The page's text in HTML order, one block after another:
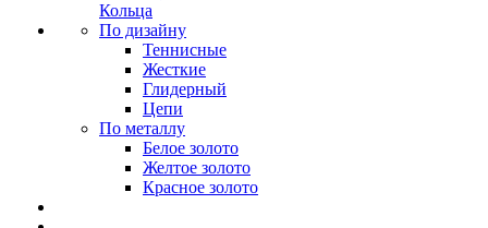
Кольца
По дизайну
Теннисные
Жесткие
Глидерный
Цепи
По металлу
Белое золото
Желтое золото
Красное золото